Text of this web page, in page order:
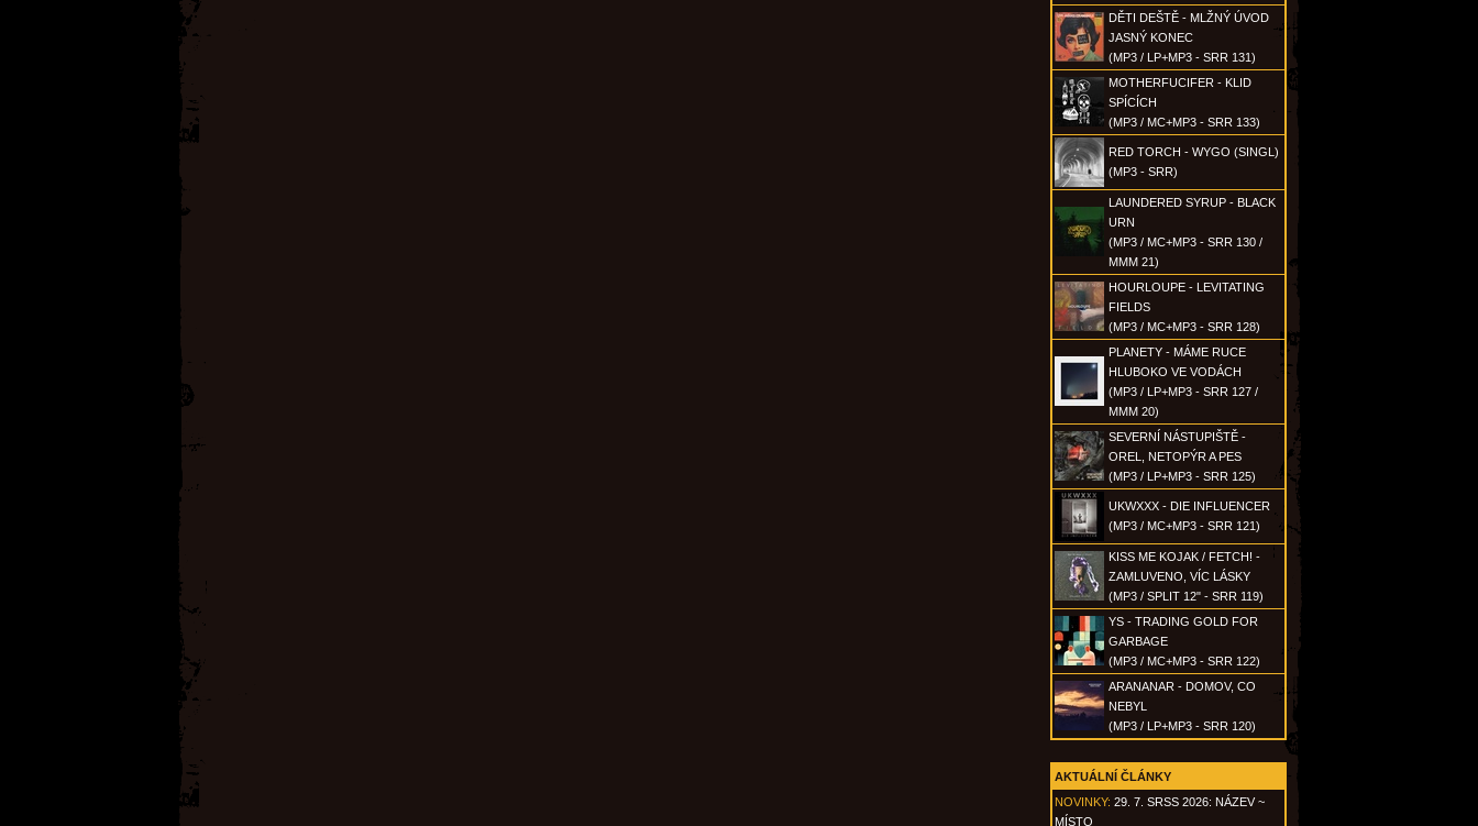
DĚTI DEŠTĚ - MLŽNÝ ÚVOD
JASNÝ KONEC
(MP3 / LP+MP3 - SRR 131)
MOTHERFUCIFER - KLID
SPÍCÍCH
(MP3 / MC+MP3 - SRR 133)
RED TORCH - WYGO (SINGL)
(MP3 - SRR)
LAUNDERED SYRUP - BLACK
URN
(MP3 / MC+MP3 - SRR 130 /
MMM 21)
HOURLOUPE - LEVITATING
FIELDS
(MP3 / MC+MP3 - SRR 128)
PLANETY - MÁME RUCE
HLUBOKO VE VODÁCH
(MP3 / LP+MP3 - SRR 127 /
MMM 20)
SEVERNÍ NÁSTUPIŠTĚ -
OREL, NETOPÝR A PES
(MP3 / LP+MP3 - SRR 125)
UKWXXX - DIE INFLUENCER
(MP3 / MC+MP3 - SRR 121)
KISS ME KOJAK / FETCH! -
ZAMLUVENO, VÍC LÁSKY
(MP3 / SPLIT 12" - SRR 119)
YS - TRADING GOLD FOR
GARBAGE
(MP3 / MC+MP3 - SRR 122)
ARANANAR - DOMOV, CO
NEBYL
(MP3 / LP+MP3 - SRR 120)
AKTUÁLNÍ ČLÁNKY
NOVINKY: 29. 7. SRSS 2026: NÁZEV ~
MÍSTO